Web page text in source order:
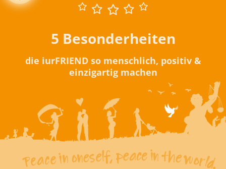
5 Besonderheiten
die iurFRIEND so menschlich, positiv &
einzigartig machen